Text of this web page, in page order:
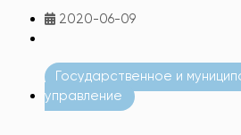
2020-06-09
Государственное и
управление